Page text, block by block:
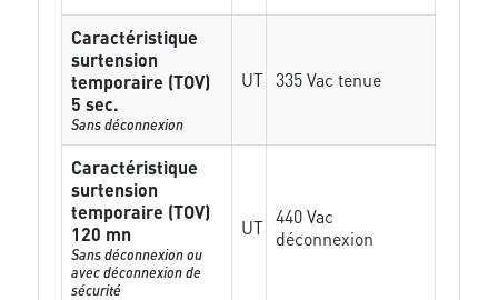
Caractéristique
surtension
temporaire (TOV)
5 sec.
Sans déconnexion
UT 335 Vac tenue
Caractéristique
surtension
temporaire (TOV)
120 mn
Sans déconnexion ou
avec déconnexion de
sécurité
UT 440 Vac
déconnexion